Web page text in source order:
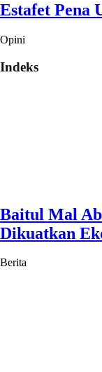
Estafet Pena
Opini
Indeks
Baitul Mal
Dikuatkan
Berita